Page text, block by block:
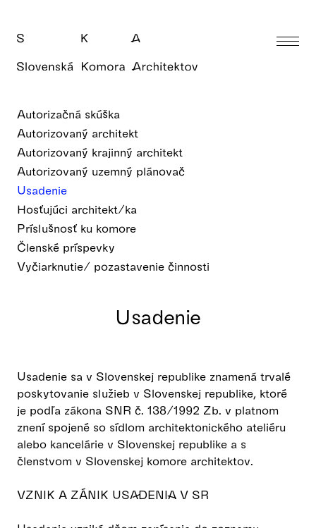
Autorizačná skúška
Autorizovaný architekt
Autorizovaný krajinný architekt
Autorizovaný uzemný plánovač
Usadenie
Hosťujúci architekt/ka
Príslušnosť ku komore
Členské príspevky
Vyčiarknutie/ pozastavenie činnosti
Usadenie
Usadenie sa v Slovenskej republike znamená trvalé
poskytovanie služieb v Slovenskej republike, ktoré
je podľa zákona SNR č. 138/1992 Zb. v platnom
znení spojené so sídlom architektonického ateliéru
alebo kancelárie v Slovenskej republike a s
členstvom v Slovenskej komore architektov.
VZNIK A ZÁNIK USADENIA V SR